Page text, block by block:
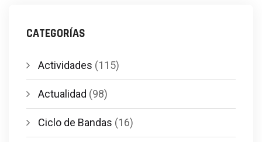
CATEGORÍAS
Actividades (115)
Actualidad (98)
Ciclo de Bandas (16)